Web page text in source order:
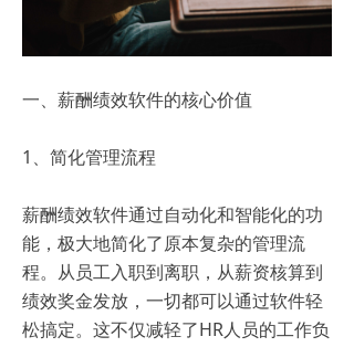
一、薪酬绩效软件的核心价值
1、简化管理流程
薪酬绩效软件通过自动化和智能化的功
能，极大地简化了原本复杂的管理流
程。从员工入职到离职，从薪资核算到
绩效奖金发放，一切都可以通过软件轻
松搞定。这不仅减轻了HR人员的工作负